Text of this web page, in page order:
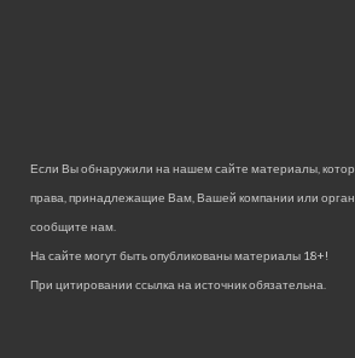
Если Вы обнаружили на нашем сайте материалы,
права, принадлежащие Вам, Вашей компании или
сообщите нам.
На сайте могут быть опубликованы материалы 18+!
При цитировании ссылка на источник обязательна.